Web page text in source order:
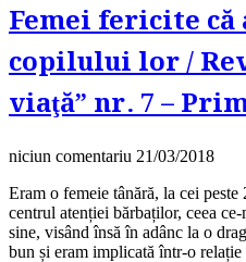
Femei fericite că
copilului lor /
viaţă” nr. 7 –
niciun comentariu 21/03/2018
Eram o femeie tânără, la cei
centrul atenției bărbaților, ceea
sine, visând însă în adânc la o
bun și eram implicată într‑o